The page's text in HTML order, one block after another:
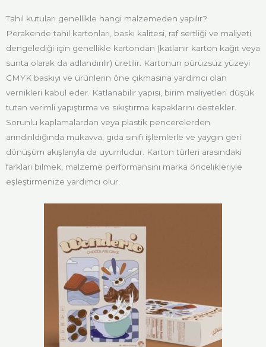
Tahıl kutuları genellikle hangi malzemeden yapılır?
Perakende tahıl kartonları, baskı kalitesi, raf sertliği ve maliyeti
dengelediği için genellikle kartondan (katlanır karton kağıt veya
sunta olarak da adlandırılır) üretilir. Kartonun pürüzsüz yüzeyi
CMYK baskıyı ve ürünlerin öne çıkmasına yardımcı olan
vernikleri kabul eder. Katlanabilir yapısı, birim maliyetleri düşük
tutan verimli yapıştırma ve sıkıştırma kapaklarını destekler.
Sorunlu kaplamalardan veya plastik pencerelerden
arındırıldığında mukavva, gıda sınıfı işlemlerle ve yaygın geri
dönüşüm akışlarıyla da uyumludur. Karton türleri arasındaki
farkları bilmek, malzeme performansını marka öncelikleriyle
eşleştirmenize yardımcı olur.